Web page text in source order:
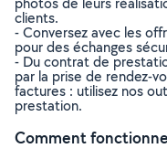
clients.
- Conversez avec les
pour des échanges
- Du contrat de
par la prise de rendez-
factures : utilisez nos
prestation.
Comment